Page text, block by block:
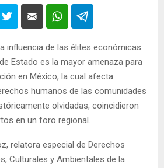
influencia de las élites económicas
Estado es la mayor amenaza para
en México, la cual afecta
humanos de las comunidades
olvidadas, coincidieron
en un foro regional.
relatora especial de Derechos
Culturales y Ambientales de la